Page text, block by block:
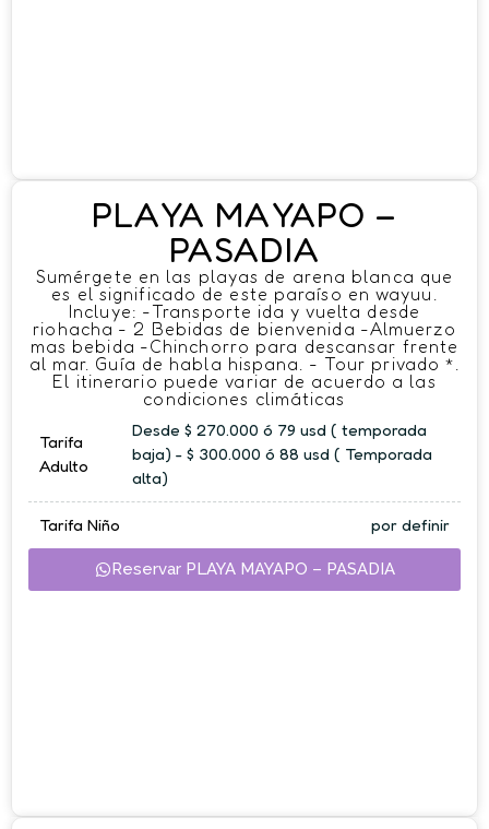
PLAYA MAYAPO –
PASADIA
Sumérgete en las playas de arena blanca que
es el significado de este paraíso en wayuu.
Incluye: -Transporte ida y vuelta desde
riohacha - 2 Bebidas de bienvenida -Almuerzo
mas bebida -Chinchorro para descansar frente
al mar. Guía de habla hispana. - Tour privado *.
El itinerario puede variar de acuerdo a las
condiciones climáticas
Tarifa
Adulto
Desde $ 270.000 ó 79 usd ( temporada
baja) - $ 300.000 ó 88 usd ( Temporada
alta)
Tarifa Niño por definir
Reservar PLAYA MAYAPO – PASADIA